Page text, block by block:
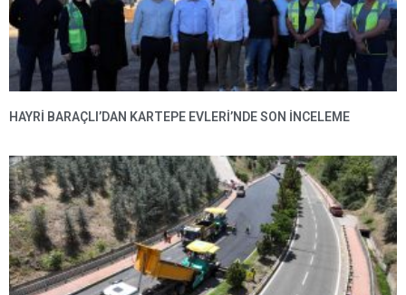
HAYRI BARAÇLI’DAN KARTEPE EVLERI’NDE SON INCELEME